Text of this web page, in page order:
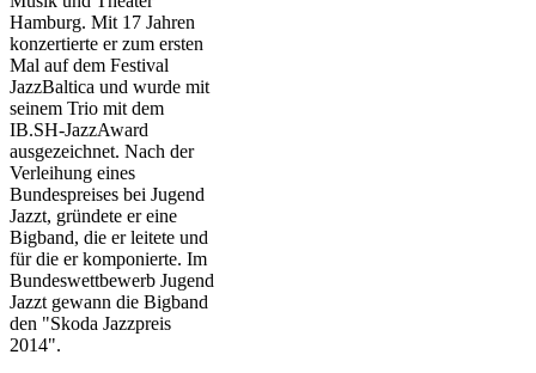
Hamburg. Mit 17 Jahren
konzertierte er zum ersten
Mal auf dem Festival
JazzBaltica und wurde mit
seinem Trio mit dem
IB.SH-JazzAward
ausgezeichnet. Nach der
Verleihung eines
Bundespreises bei Jugend
Jazzt, gründete er eine
Bigband, die er leitete und
für die er komponierte. Im
Bundeswettbewerb Jugend
Jazzt gewann die Bigband
den "Skoda Jazzpreis
2014".